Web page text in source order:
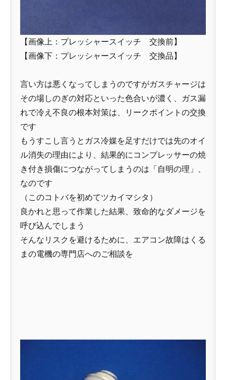
【画像上：プレッシャースイッチ 交換前】
【画像下：プレッシャースイッチ 交換品】
言い方は悪くなってしまうのですがガスチャージは
その場しのぎの対応といった色合いが濃く、ガス漏
れで冷え不良の根本対策は、リークポイントの交換
です
もうすこし言うとガス冷媒を足すだけでは先のオイ
ル消失の理由により、結果的にコンプレッサーの焼
き付き損傷につながってしまうのは「自明の理」、
なのです
（このコトバを初めてツカイマシタ）
良かれと思って作業した結果、致命的なダメージを
呼び込んでしまう
そんなリスクを避けるために、エアコン故障はくる
まの電機の専門店へのご相談を